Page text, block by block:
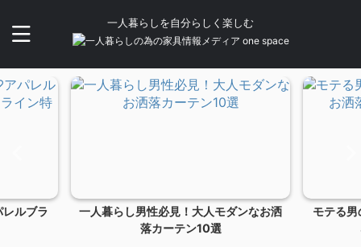
一人暮らしを自分らしく楽しむ
ルブラ
一人暮らし男性必見！大人モダンなお洒
落カーテン10選
モテる